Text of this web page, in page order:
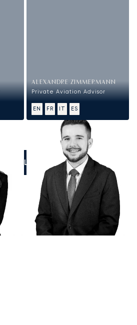
ALEXANDRE ZIMMERMANN
Private Aviation Advisor
EN FR IT ES
CALL US